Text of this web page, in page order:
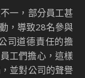
一，部分員工甚
，導致28名參與
司道德責任的擔
工們擔心，這樣
並對公司的聲譽